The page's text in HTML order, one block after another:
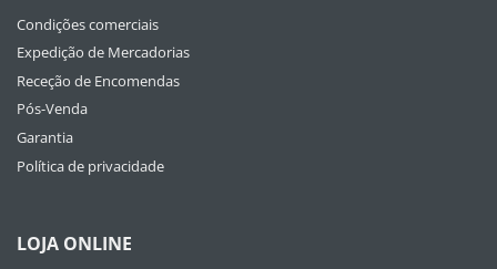
Condições comerciais
Expedição de Mercadorias
Receção de Encomendas
Pós-Venda
Garantia
Política de privacidade
LOJA ONLINE